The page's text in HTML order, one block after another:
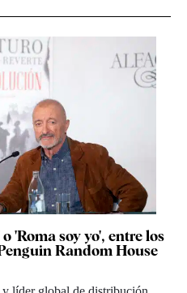
'Roma soy yo', entre los
Random House